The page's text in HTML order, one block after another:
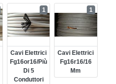
Cavi Elettrici
Fg16or16/più
Di 5
Conduttori
1
Cavi Elettrici
Fg16r16/16
Mm
1